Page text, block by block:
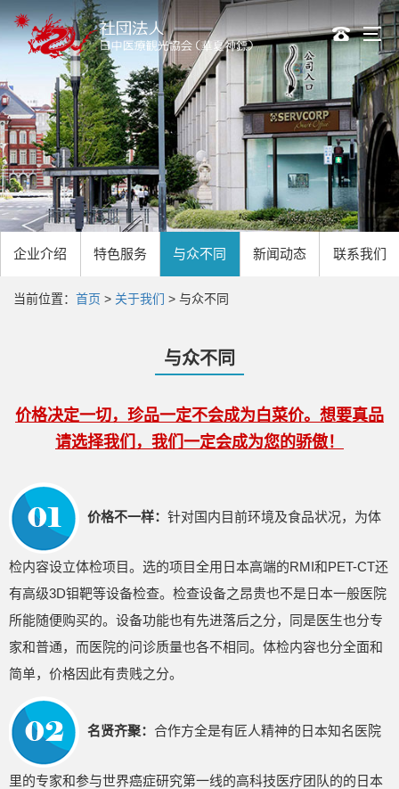
企业介绍 特色服务 与众不同 新闻动态 联系我们
当前位置： 首页 > 关于我们 > 与众不同
与众不同
价格决定一切，珍品一定不会成为白菜价。想要真品
请选择我们，我们一定会成为您的骄傲！
价格不一样： 针对国内目前环境及食品状况，为体
检内容设立体检项目。选的项目全用日本高端的RMI和PET-CT还
有高级3D钼靶等设备检查。检查设备之昂贵也不是日本一般医院
所能随便购买的。设备功能也有先进落后之分，同是医生也分专
家和普通，而医院的问诊质量也各不相同。体检内容也分全面和
简单，价格因此有贵贱之分。
名贤齐聚： 合作方全是有匠人精神的日本知名医院
里的专家和参与世界癌症研究第一线的高科技医疗团队的的日本